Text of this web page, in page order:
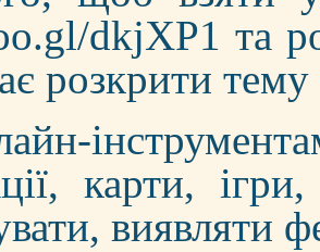
dkjXP1 та
розкрити
карти,
виявляти